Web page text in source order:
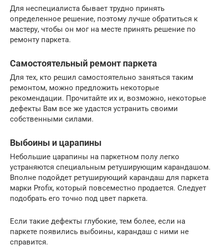
Для неспециалиста бывает трудно принять
определенное решение, поэтому лучше обратиться к
мастеру, чтобы он мог на месте принять решение по
ремонту паркета.
Самостоятельный ремонт паркета
Для тех, кто решил самостоятельно заняться таким
ремонтом, можно предложить некоторые
рекомендации. Прочитайте их и, возможно, некоторые
дефекты Вам все же удастся устранить своими
собственными силами.
Выбоины и царапины
Небольшие царапины на паркетном полу легко
устраняются специальным ретуширующим карандашом.
Вполне подойдет ретуширующий карандаш для паркета
марки Profix, который повсеместно продается. Следует
подобрать его точно под цвет паркета.
Если такие дефекты глубокие, тем более, если на
паркете появились выбоины, карандаш с ними не
справится.